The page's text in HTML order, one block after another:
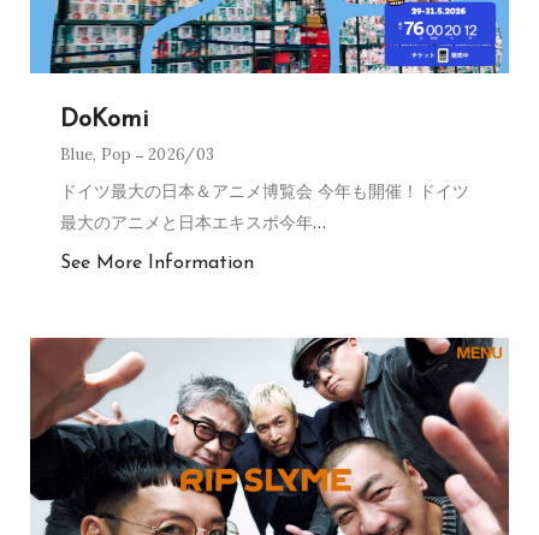
DoKomi
Blue, Pop 2026/03
ドイツ最大の日本＆アニメ博覧会 今年も開催！ドイツ
最大のアニメと日本エキスポ今年…
See More Information